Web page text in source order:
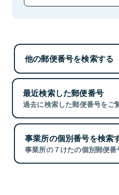
他の郵便番号を検索する
最近検索した郵便番号
過去に検索した郵便番号をご
事業所の個別番号を検索
事業所の７けたの個別郵便番